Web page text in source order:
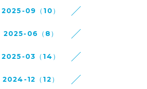
2025-09（10）
2025-06（8）
2025-03（14）
2024-12（12）